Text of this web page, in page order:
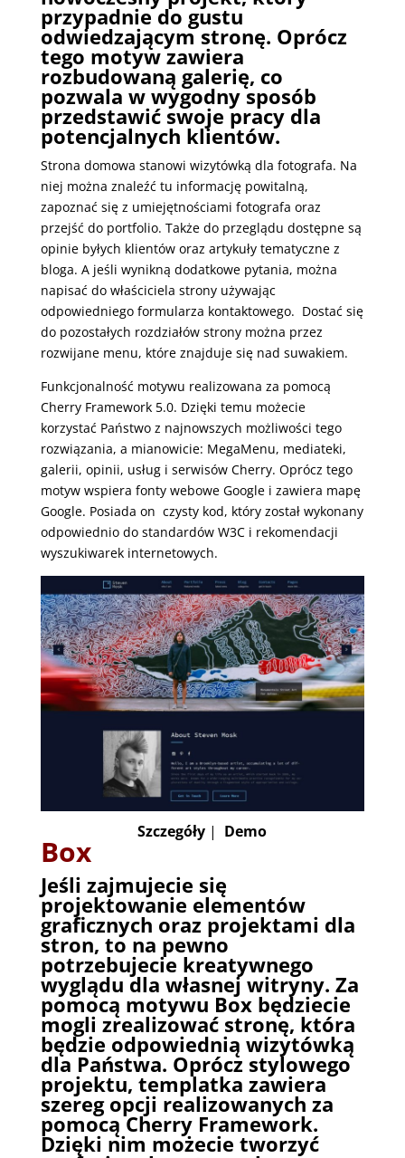
przypadnie do gustu
odwiedzającym stronę. Oprócz
tego motyw zawiera
rozbudowaną galerię, co
pozwala w wygodny sposób
przedstawić swoje pracy dla
potencjalnych klientów.
Strona domowa stanowi wizytówką dla fotografa. Na
niej można znaleźć tu informację powitalną,
zapoznać się z umiejętnościami fotografa oraz
przejść do portfolio. Także do przeglądu dostępne są
opinie byłych klientów oraz artykuły tematyczne z
bloga. A jeśli wynikną dodatkowe pytania, można
napisać do właściciela strony używając
odpowiedniego formularza kontaktowego. Dostać się
do pozostałych rozdziałów strony można przez
rozwijane menu, które znajduje się nad suwakiem.
Funkcjonalność motywu realizowana za pomocą
Cherry Framework 5.0. Dzięki temu możecie
korzystać Państwo z najnowszych możliwości tego
rozwiązania, a mianowicie: MegaMenu, mediateki,
galerii, opinii, usług i serwisów Cherry. Oprócz tego
motyw wspiera fonty webowe Google i zawiera mapę
Google. Posiada on czysty kod, który został wykonany
odpowiednio do standardów W3C i rekomendacji
wyszukiwarek internetowych.
Szczegóły | Demo
Box
Jeśli zajmujecie się
projektowanie elementów
graficznych oraz projektami dla
stron, to na pewno
potrzebujecie kreatywnego
wyglądu dla własnej witryny. Za
pomocą motywu Box będziecie
mogli zrealizować stronę, która
będzie odpowiednią wizytówką
dla Państwa. Oprócz stylowego
projektu, templatka zawiera
szereg opcji realizowanych za
pomocą Cherry Framework.
Dzięki nim możecie tworzyć